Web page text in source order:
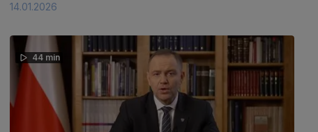
14.01.2026
44 min